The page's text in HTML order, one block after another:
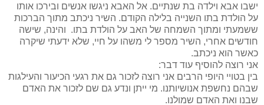
ישבו אבא וילדה בת שנתיים. אל האבא ניגשו אנשים ובירכו אותו
על הולדת בתו השנייה בלילה הקודם. השיר ניכתב מתוך הברכות
ששמעתי ומתוך השמחה של האב על הולדת בתו. והינה, שישה
חודשים אחרי, השיר מספר לי משהו על חיי, שלא ידעתי שיקרה
כאשר הוא ניכתב.
אני רוצה להוסיף עוד דבר:
בין בטויי היופי הרבים אני רוצה לזכור גם את רגעי הכיעור והעילגות
שבהם נחשפת אנושיותנו. מי ייתן ונדע גם שם לזכור את האדם
שבנו ואת האדם שמולנו.